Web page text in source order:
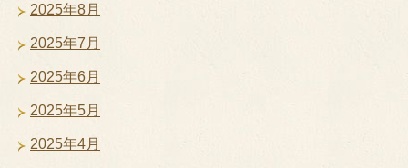
2025年8月
2025年7月
2025年6月
2025年5月
2025年4月